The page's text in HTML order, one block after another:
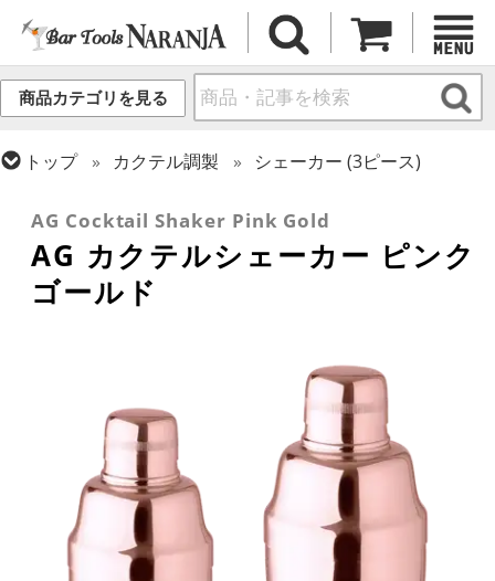
商品カテゴリを見る
トップ カクテル調製
シェーカー (3ピース)
AG Cocktail Shaker Pink Gold
AG カクテルシェーカー ピンク
ゴールド